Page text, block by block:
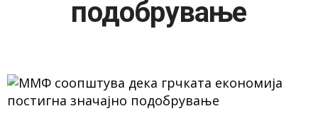
подобрување